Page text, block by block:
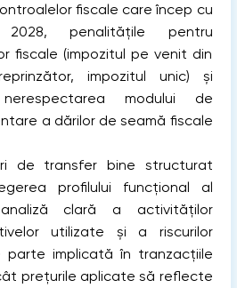
fiscale care încep cu
penalitățile pentru
fiscale (impozitul pe venit din
impozitul unic) și
modului de
a dărilor de seamă fiscale
de transfer bine structurat
profilului funcțional al
clară a activităților
utilizate și a riscurilor
parte implicată în tranzacțiile
prețurile aplicate să reflecte